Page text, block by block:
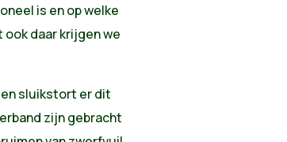
is en op welke
daar krijgen we
sluikstort er dit
zijn gebracht